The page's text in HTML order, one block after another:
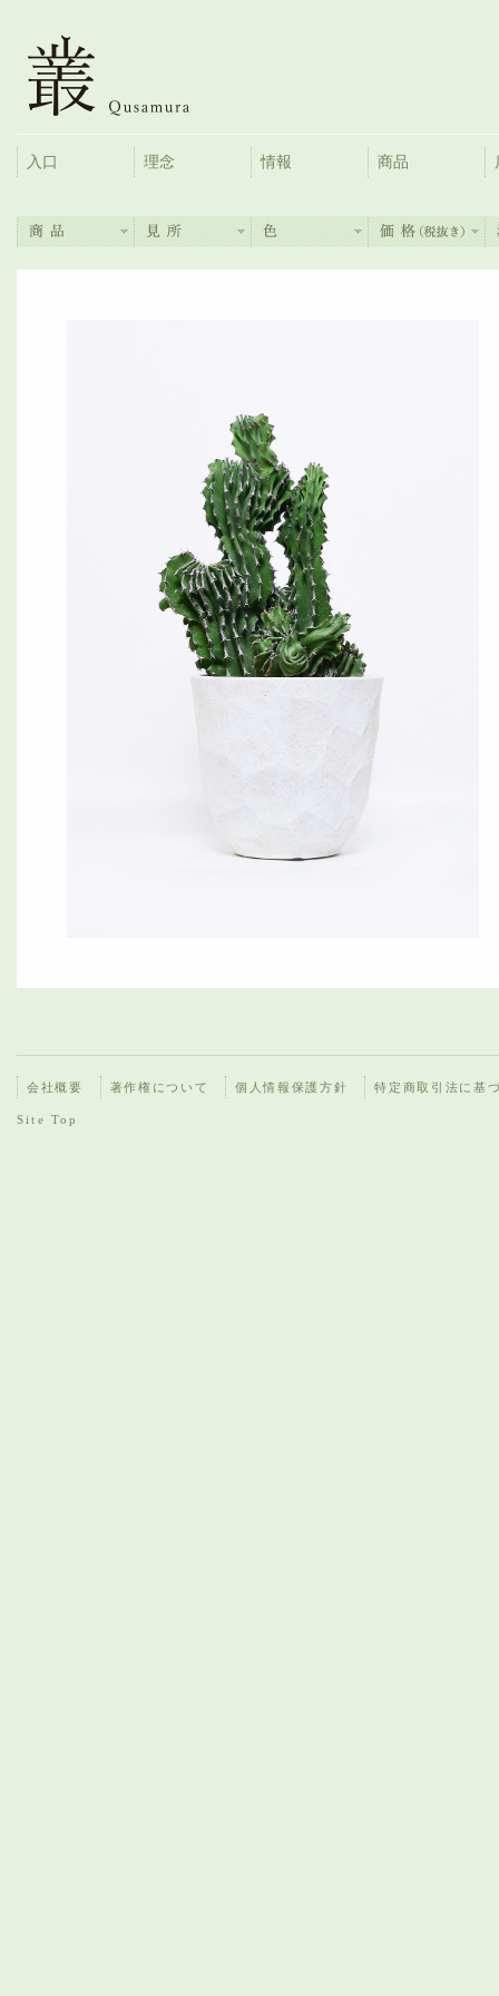
入口 理念 情報 商品
会社概要 著作権について 個人情報保護方針 特定商取引法に基
Site Top